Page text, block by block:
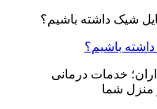
باشیم؟